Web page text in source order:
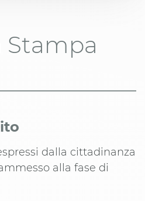
Stampa
dalla cittadinanza
alla fase di